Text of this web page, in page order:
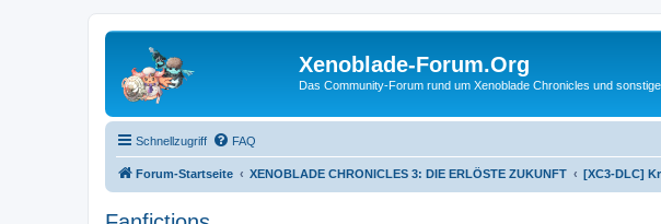
Xenoblade-Forum.Org
Das Community-Forum rund um Xenoblade Chronicles und
Schnellzugriff FAQ
Forum-Startseite XENOBLADE CHRONICLES 3: DIE ERLÖSTE ZUKUNFT [XC3-DLC]